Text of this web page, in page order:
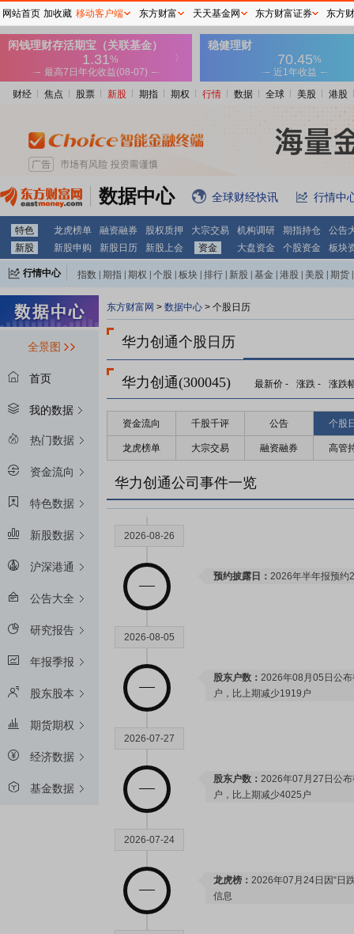
财经 焦点 股票 新股 期指 期权 行情 数据 全球 美股 港股
数据中心 全球财经快讯 行情中
特色 龙虎榜单 融资融券 股权质押 大宗交易 机构调研 期指持仓
公告
新股
新股申购 新股日历 新股上会 资金 大盘资金 个股资金 板块
行情中心 指数 期指 期权 个股 板块 排行 新股 基金 港股 美股 期货
全景图
首页
我的数据
热门数据
资金流向
特色数据
新股数据
沪深港通
公告大全
研究报告
年报季报
股东股本
期货期权
经济数据
基金数据
东方财富网 > 数据中心 > 个股日历
华力创通个股日历
华力创通(300045) 最新价 - 涨跌 - 涨跌
资金流向 千股千评 公告 个股
龙虎榜单 大宗交易 融资融券 高管
华力创通公司事件一览
2026-08-26
预约披露日： 2026年半年报预约
2026-08-05
股东户数： 2026年08月05日公
户，比上期减少1919户
2026-07-27
股东户数： 2026年07月27日公
户，比上期减少4025户
2026-07-24
龙虎榜： 2026年07月24日因“日
信息
网站首页 加收藏 移动客户端 东方财富 天天基金网 东方财富证券 东方